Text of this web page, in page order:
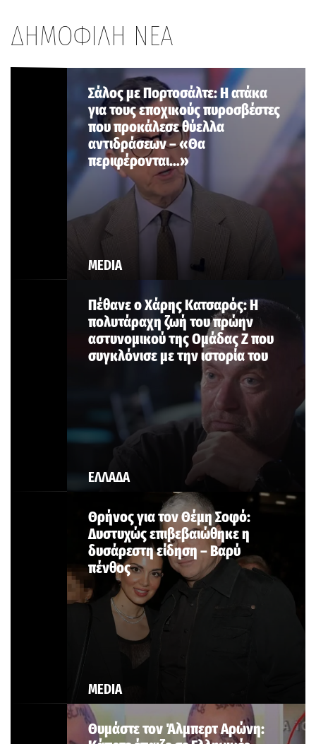
ΔΗΜΟΦΙΛΗ ΝΕΑ
MEDIA
Σάλος με Πορτοσάλτε: Η ατάκα
για τους εποχικούς πυροσβέστες
που προκάλεσε θύελλα
αντιδράσεων – «Θα
περιφέρονται…»
ΕΛΛΑΔΑ
Πέθανε ο Χάρης Κατσαρός: Η
πολυτάραχη ζωή του πρώην
αστυνομικού της Ομάδας Ζ που
συγκλόνισε με την ιστορία του
MEDIA
Θρήνος για τον Θέμη Σοφό:
Δυστυχώς επιβεβαιώθηκε η
δυσάρεστη είδηση – Βαρύ
πένθος
Θυμάστε τον Άλμπερτ Αρώνη: